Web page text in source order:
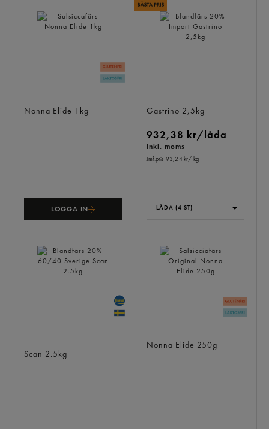
Nonna Elide 1kg
LOGGA IN
Gastrino 2,5kg
932,38 kr/låda
Inkl. moms
Jmf.pris 93,24 kr/ kg
LÅDA (4 ST)
Scan 2.5kg
Nonna Elide 250g